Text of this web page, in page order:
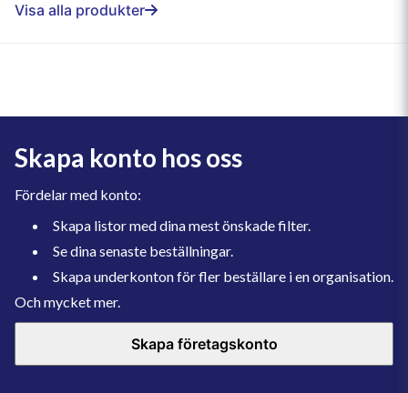
Visa alla produkter
Skapa konto hos oss
Fördelar med konto:
Skapa listor med dina mest önskade filter.
Se dina senaste beställningar.
Skapa underkonton för fler beställare i en organisation.
Och mycket mer.
Skapa företagskonto